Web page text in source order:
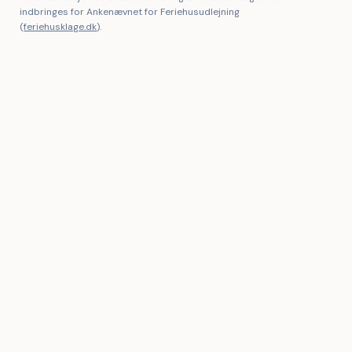
indbringes for Ankenævnet for Feriehusudlejning
(feriehusklage.dk).